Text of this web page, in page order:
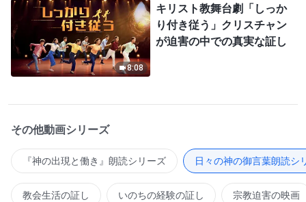
8:08
キリスト教舞台劇「しっか
り付き従う」クリスチャン
が迫害の中での真実な証し
その他動画シリーズ
『神の出現と働き』朗読シリーズ 日々の神の御言葉朗読シ
教会生活の証し いのちの経験の証し 宗教迫害の映画